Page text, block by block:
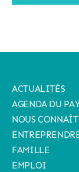
ACTUALITÉS
AGENDA DU
NOUS
FAMILLE
EMPLOI